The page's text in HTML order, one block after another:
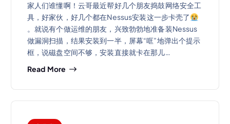
家人们谁懂啊！云哥最近帮好几个朋友捣鼓网络安全工
具，好家伙，好几个都在Nessus安装这一步卡壳了
。就说有个做运维的朋友，兴致勃勃地准备装Nessus
做漏洞扫描，结果安装到一半，屏幕“哐”地弹出个提示
框，说磁盘空间不够，安装直接就卡在那儿…
Read More